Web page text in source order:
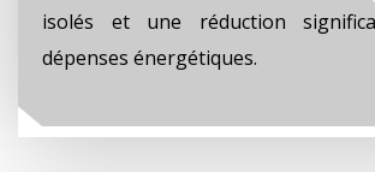
isolés et une réduction
dépenses énergétiques.